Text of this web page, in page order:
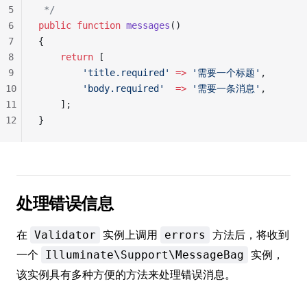
*/
public function messages ()
{
    return
[
        'title.required'
=> '需要一个标题' ,
        'body.required'
  =>
'需要一条消息' ,
    ];
}
5
6
7
8
9
10
11
12
处理错误信息
在 Validator 实例上调用 errors
方法后，将收到
一个
Illuminate\Support\MessageBag
实例，
该实例具有多种方便的方法来处理错误消息。